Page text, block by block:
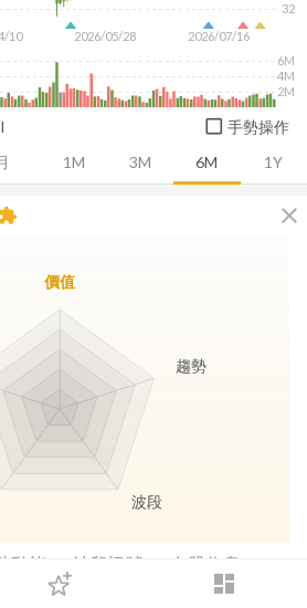
dashboard
下單
1M 3M 6M 1Y
10 2026/05/28 2026/07/16
32
2M
4M
6M
手勢操作
close
extension
動能 波段訊號 存股收息
價值
趨勢
波段